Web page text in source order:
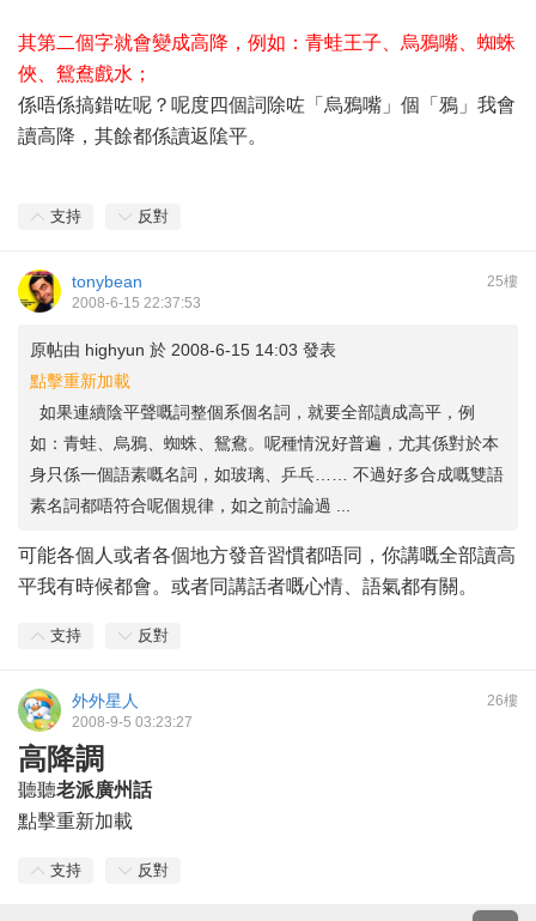
其第二個字就會變成高降，例如：青蛙王子、烏鴉嘴、蜘蛛
俠、鴛鴦戲水；
係唔係搞錯咗呢？呢度四個詞除咗「烏鴉嘴」個「鴉」我會
讀高降，其餘都係讀返隂平。
支持 反對
25樓
tonybean
2008-6-15 22:37:53
原帖由 highyun 於 2008-6-15 14:03 發表
點擊重新加載
如果連續陰平聲嘅詞整個系個名詞，就要全部讀成高平，例
如：青蛙、烏鴉、蜘蛛、鴛鴦。呢種情況好普遍，尤其係對於本
身只係一個語素嘅名詞，如玻璃、乒乓…… 不過好多合成嘅雙語
素名詞都唔符合呢個規律，如之前討論過 ...
可能各個人或者各個地方發音習慣都唔同，你講嘅全部讀高
平我有時候都會。或者同講話者嘅心情、語氣都有關。
支持 反對
26樓
外外星人
2008-9-5 03:23:27
高降調
聽聽老派廣州話
點擊重新加載
支持 反對